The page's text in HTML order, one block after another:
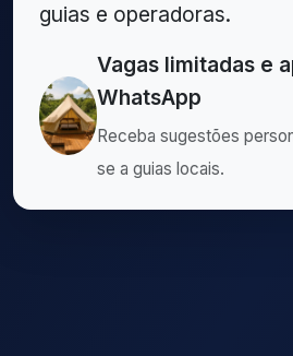
guias e operadoras.
Vagas limitadas e
WhatsApp
Receba sugestões
se a guias locais.